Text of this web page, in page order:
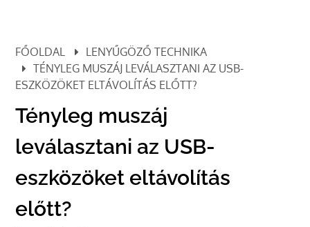
FŐOLDAL
LENYŰGÖZŐ TECHNIKA
TÉNYLEG MUSZÁJ LEVÁLASZTANI AZ USB-
ESZKÖZÖKET ELTÁVOLÍTÁS ELŐTT?
Tényleg muszáj
leválasztani az USB-
eszközöket eltávolítás
előtt?